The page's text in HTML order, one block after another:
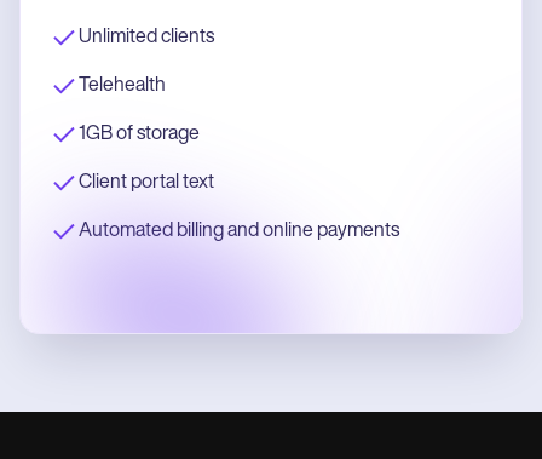
Unlimited clients
Telehealth
1GB of storage
Client portal text
Automated billing and online payments